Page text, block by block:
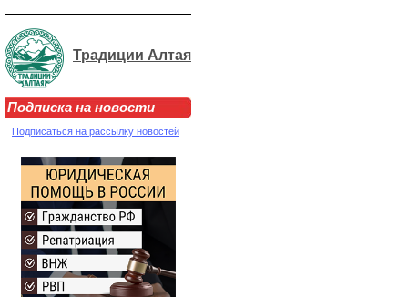
Традиции Алтая
Подписка на новости
Подписаться на рассылку новостей